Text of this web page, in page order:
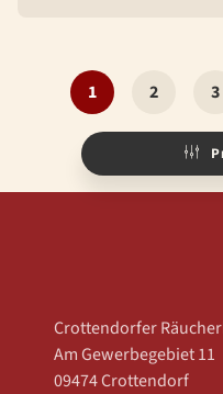
1 2 3
Crottendorfer
Am Gewerbegebiet 11
09474 Crottendorf